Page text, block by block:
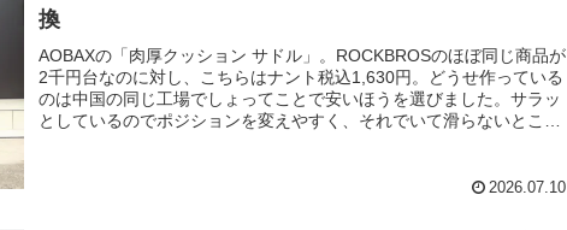
換
AOBAXの「肉厚クッション サドル」。ROCKBROSのほぼ同じ商品が
2千円台なのに対し、こちらはナント税込1,630円。どうせ作っている
のは中国の同じ工場でしょってことで安いほうを選びました。サラッ
としているのでポジションを変えやすく、それでいて滑らないところ
2026.07.10